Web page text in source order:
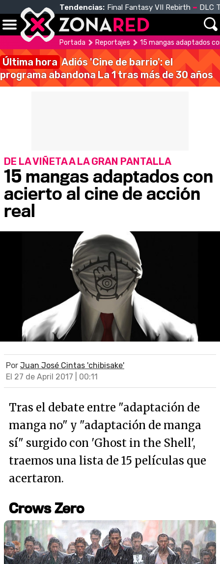
Tendencias: Final Fantasy VII Rebirth DLC
Portada Reportajes 15 mangas adaptados
Última hora Adiós 'Cine de barrio': el
programa abandona La 1 tras más de 30 años
15 mangas adaptados con
acierto al cine de acción
real
DE LA VIÑETA A LA GRAN PANTALLA
Por Juan José Cintas 'chibisake'
El 27 de April 2017 | 00:11
Tras el debate entre "adaptación de
manga no" y "adaptación de manga
sí" surgido con 'Ghost in the Shell',
traemos una lista de 15 películas que
acertaron.
Crows Zero